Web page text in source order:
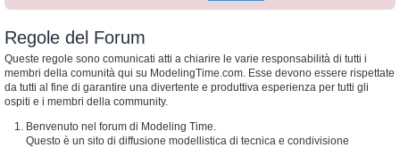
Regole del Forum
Queste regole sono comunicati atti a chiarire le varie responsabilità di tutti i
membri della comunità qui su ModelingTime.com. Esse devono essere rispettate
da tutti al fine di garantire una divertente e produttiva esperienza per tutti gli
ospiti e i membri della community.
Benvenuto nel forum di Modeling Time.
Questo è un sito di diffusione modellistica di tecnica e condivisione